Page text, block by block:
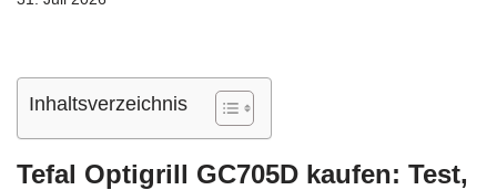
Inhaltsverzeichnis
Tefal Optigrill GC705D kaufen: Test,